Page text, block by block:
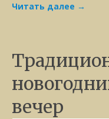
Читать далее →
вечер